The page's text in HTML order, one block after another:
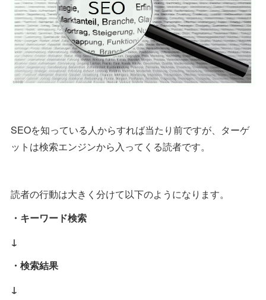
SEOを知っている人からすれば当たり前ですが、ターゲ
ットは検索エンジンから入ってくる読者です。
読者の行動は大きく分けて以下のようになります。
・キーワード検索
↓
・検索結果
↓